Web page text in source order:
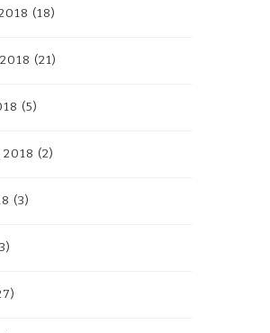
(18)
(21)
(5)
2018 (2)
(3)